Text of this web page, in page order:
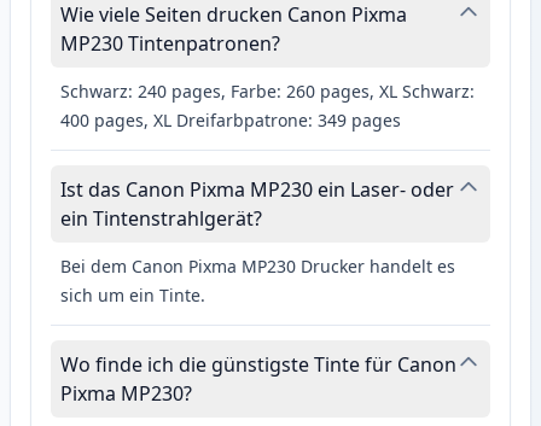
Wie viele Seiten drucken Canon Pixma
MP230 Tintenpatronen?
Schwarz: 240 pages, Farbe: 260 pages, XL Schwarz:
400 pages, XL Dreifarbpatrone: 349 pages
Ist das Canon Pixma MP230 ein Laser- oder
ein Tintenstrahlgerät?
Bei dem Canon Pixma MP230 Drucker handelt es
sich um ein Tinte.
Wo finde ich die günstigste Tinte für Canon
Pixma MP230?